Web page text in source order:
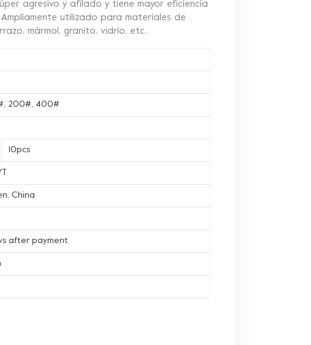
agresivo y afilado y tiene mayor eficiencia
utilizado para materiales de
mármol, granito, vidrio, etc.
200#, 400#
10pcs
China
after payment